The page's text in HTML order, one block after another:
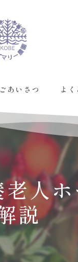
ごあいさつ よ
人
説